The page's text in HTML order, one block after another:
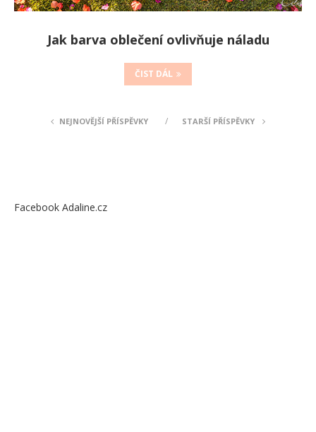
Jak barva oblečení ovlivňuje náladu
ČIST DÁL
NEJNOVĚJŠÍ PŘÍSPĚVKY STARŠÍ PŘÍSPĚVKY
Facebook Adaline.cz